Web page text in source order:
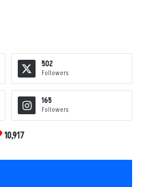
502
Followers
165
Followers
10,917